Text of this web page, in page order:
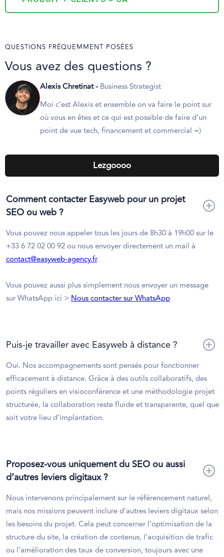
QUESTIONS FRÉQUEMMENT POSÉES
Vous avez des questions ?
Alexis Chretinat - Business Strategist
Moi c’est Alexis et ensemble on va faire le point sur
où vous en êtes et ce qui est possible de faire d’un
point de vue tech, financement et commercial =)
Lezgoooo
Comment contacter Easyweb pour un projet
SEO ou web ?
Vous pouvez nous appeler tous les jours de 8h30 à 19h00 sur le
+33 6 72 02 00 92 ou nous envoyer directement un mail à
contact@easyweb-agency.fr.
Vous pouvez aussi plus simplement nous envoyer un message
sur WhatsApp ici >Nous contacter sur WhatsApp
Puis-je travailler avec Easyweb à distance ?
Oui. Nos accompagnements sont pensés pour fonctionner
efficacement à distance. Grâce à des outils collaboratifs, des
points réguliers en visioconférence et une méthodologie projet
structurée, la collaboration reste fluide et transparente, quel que
soit votre lieu d’implantation.
Proposez-vous uniquement du SEO ou aussi
d’autres leviers digitaux ?
Nous intervenons principalement sur le référencement naturel,
mais nos missions peuvent inclure d’autres leviers digitaux selon
les besoins du projet. Cela peut concerner l’optimisation de la
structure du site, la création de contenus, l’acquisition de trafic
ou l’amélioration des taux de conversion, toujours avec une